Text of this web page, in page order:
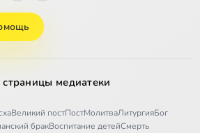
страницы медиатеки
Великий постПостМолитваЛитургияБог
бракВоспитание детейСмерть